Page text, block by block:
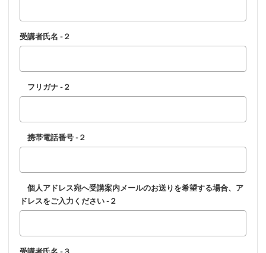
受講者氏名 -２
フリガナ -２
携帯電話番号 -２
個人アドレス宛へ受講案内メールのお送りを希望する場合、ア
ドレスをご入力ください -２